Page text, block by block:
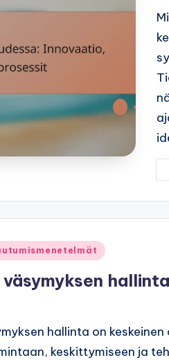
by
väsymyksen
hallinta on
keskittymiseen ja